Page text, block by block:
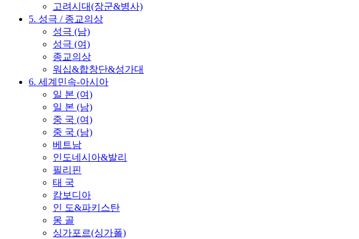
고려시대(장군&병사)
5. 성극 / 종교의상
성극 (남)
성극 (여)
종교의상
워십&합창단&성가대
6. 세계민속-아시아
일 본 (여)
일 본 (남)
중 국 (여)
중 국 (남)
베트남
인도네시아&발리
필리핀
태 국
캄보디아
인 도&파키스탄
몽 골
싱가포르(싱가폴)